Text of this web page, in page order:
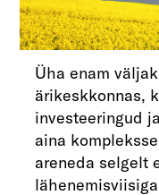
Üha enam
ärikeskkonnas,
investeeringud
aina
areneda selgelt